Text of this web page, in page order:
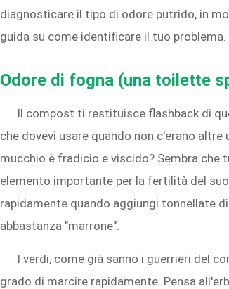
diagnosticare il tipo di odore putrido, in
guida su come identificare il tuo problema.
Odore di fogna (una toilette
Il compost ti restituisce flashback di
che dovevi usare quando non c'erano
mucchio è fradicio e viscido? Sembra che
elemento importante per la fertilità del
rapidamente quando aggiungi tonnellate
abbastanza "marrone".
I verdi, come già sanno i guerrieri del
grado di marcire rapidamente. Pensa